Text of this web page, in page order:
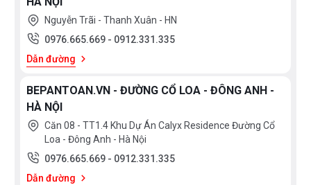
Nguyễn Trãi - Thanh Xuân - HN
0976.665.669 - 0912.331.335
Dẫn đường
BEPANTOAN.VN - ĐƯỜNG CỔ LOA - ĐÔNG ANH -
HÀ NỘI
Căn 08 - TT1.4 Khu Dự Án Calyx Residence Đường Cổ
Loa - Đông Anh - Hà Nội
0976.665.669 - 0912.331.335
Dẫn đường